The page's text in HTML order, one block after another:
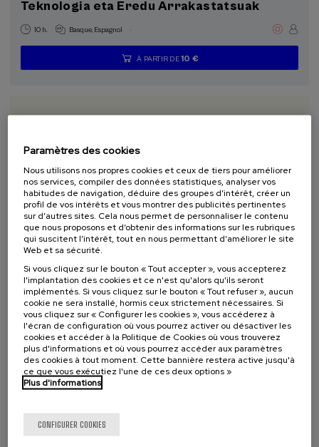
Teknologia eta Eredu Arrakastatsuak
10 h. Basque Espagnol .
...
À PARTIR DE10 €
Dernières
places
Gratuit
Date
passée
Liste
d'attente
Période
d'inscription
ÉCONOMIE ET ENTREPRISES ACTIVITÉ GRATUITE
DSF
COURS D'ÉTÉ
11. SEP-11. SEP, 2026
Ekonomia Zirkularreko proiektuak lehen
sektorean
10 h. Basque Espagnol
...
Gratuit
Dernières
places
Gratuit
Date
passée
Liste
d'attente
Période
d'inscription
Paramètres des cookies
Nous utilisons nos propres cookies et ceux de tiers pour améliorer
nos services, compiler des données statistiques, analyser vos
habitudes de navigation, déduire des groupes d’intérêt, créer un
profil de vos intérêts et vous montrer des publicités pertinentes
sur d’autres sites. Cela nous permet de personnaliser le contenu
que nous proposons et d’obtenir des informations sur les rubriques
qui suscitent l’intérêt, tout en nous permettant d’améliorer le site
Web et sa sécurité.
Si vous cliquez sur le bouton « Tout accepter », vous accepterez
l'implantation des cookies et ce n'est qu'alors qu'ils seront
implémentés. Si vous cliquez sur le bouton « Tout refuser », aucun
cookie ne sera installé, hormis ceux strictement nécessaires. Si
vous cliquez sur « Configurer les cookies », vous accéderez à
l'écran de configuration où vous pourrez activer ou désactiver les
cookies et accéder à la Politique de Cookies où vous trouverez
plus d'informations et où vous pourrez accéder aux paramètres
des cookies à tout moment. Cette bannière restera active jusqu'à
ce que vous exécutiez l'une de ces deux options »
Plus d'informations
CONFIGURER COOKIES